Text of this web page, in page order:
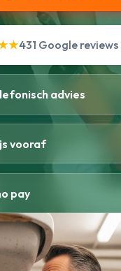
431 Google reviews
advies
vooraf
pay